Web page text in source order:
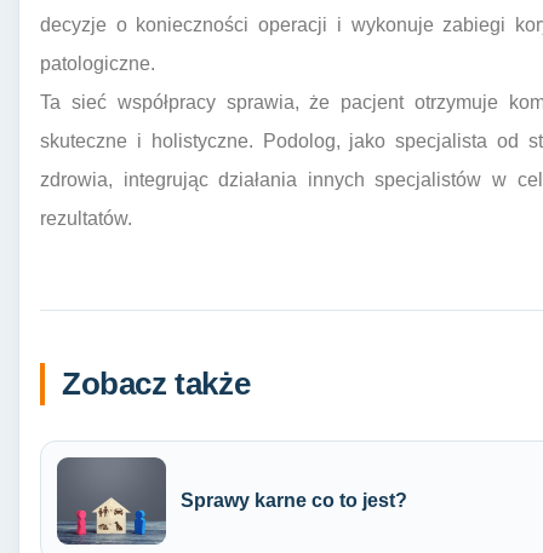
decyzje o konieczności operacji i wykonuje zabiegi
patologiczne.
Ta sieć współpracy sprawia, że pacjent otrzymuje
skuteczne i holistyczne. Podolog, jako specjalista od
zdrowia, integrując działania innych specjalistów w
rezultatów.
Zobacz także
Sprawy karne co to jest?